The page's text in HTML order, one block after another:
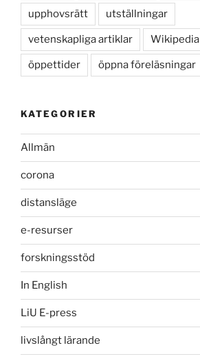
upphovsrätt utställningar
vetenskapliga artiklar Wikipedia
öppettider öppna föreläsningar
KATEGORIER
Allmän
corona
distansläge
e-resurser
forskningsstöd
In English
LiU E-press
livslångt lärande